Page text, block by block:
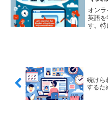
オンラ
英語を
す。特
続けら
するた